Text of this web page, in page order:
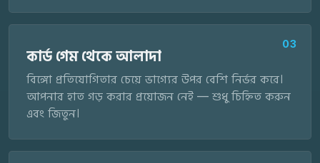
03
কার্ড গেম থেকে আলাদা
বিঙ্গো প্রতিযোগিতার চেয়ে ভাগ্যের উপর বেশি নির্ভর করে।
আপনার হাত গড় করার প্রয়োজন নেই — শুধু চিহ্নিত করুন
এবং জিতুন।